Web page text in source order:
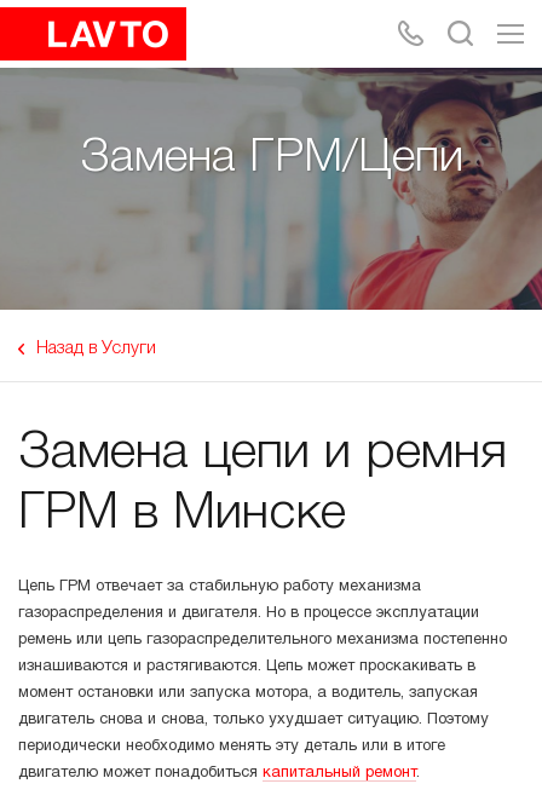
Замена ГРМ/Цепи
Назад в Услуги
Замена цепи и ремня
ГРМ в Минске
Цепь ГРМ отвечает за стабильную работу механизма
газораспределения и двигателя. Но в процессе эксплуатации
ремень или цепь газораспределительного механизма постепенно
изнашиваются и растягиваются. Цепь может проскакивать в
момент остановки или запуска мотора, а водитель, запуская
двигатель снова и снова, только ухудшает ситуацию. Поэтому
периодически необходимо менять эту деталь или в итоге
двигателю может понадобиться капитальный ремонт.